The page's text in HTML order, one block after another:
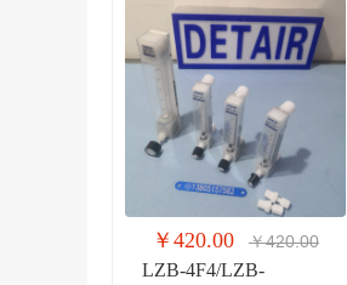
￥420.00 ￥420.00
LZB-4F4/LZB-